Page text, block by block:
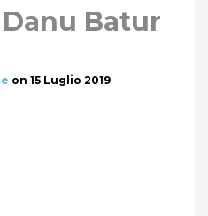
Batur
on 15 Luglio 2019